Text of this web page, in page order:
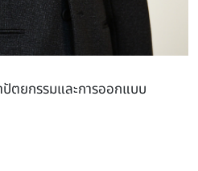
ปัตยกรรมและการออกแบบ